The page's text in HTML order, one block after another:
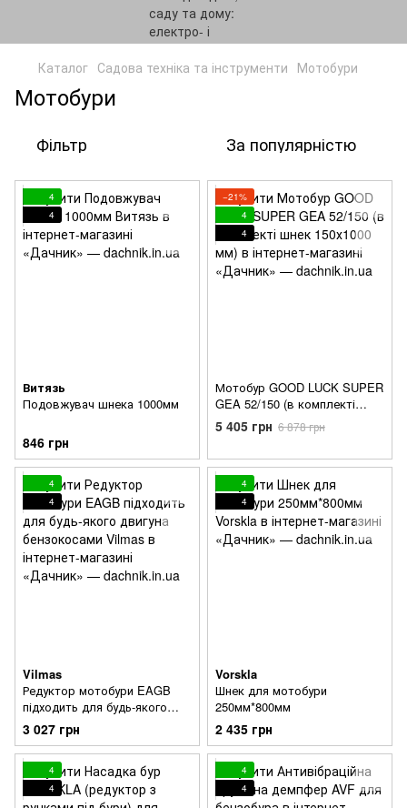
Каталог Садова техніка та інструменти Мотобури
Мотобури
Фільтр За популярністю
4
4
Витязь
Подовжувач шнека 1000мм
846 грн
−21%
4
4
Мотобур GOOD LUCK SUPER
GEA 52/150 (в комплекті
шнек 150х1000 мм)
5 405 грн 6 878 грн
4
4
Vilmas
Редуктор мотобури EAGB
підходить для будь-якого
двигуна бензокосами
3 027 грн
4
4
Vorskla
Шнек для мотобури
250мм*800мм
2 435 грн
4
4
4
4